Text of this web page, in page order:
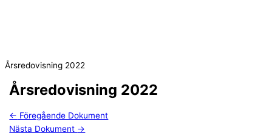
Årsredovisning 2022
Årsredovisning 2022
← Föregående Dokument
Nästa Dokument →